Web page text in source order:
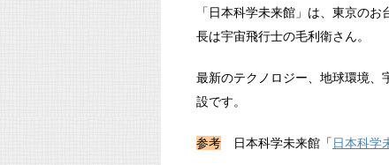
「日本科学未来館」は、東京の
長は宇宙飛行士の毛利衛さん。
最新のテクノロジー、地球環境、
設です。
参考 日本科学未来館「 日本科学